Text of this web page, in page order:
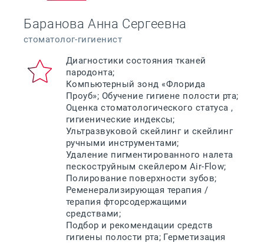
Баранова Анна Сергеевна
стоматолог-гигиенист
Диагностики состояния тканей
пародонта;
Компьютерный зонд «Флорида
Проуб»; Обучение гигиене полости рта;
Оценка стоматологического статуса ,
гигиенические индексы;
Ультразвуковой скейлинг и скейлинг
ручными инструментами;
Удаление пигментированного налета
пескоструйным скейлером Air-Flow;
Полирование поверхности зубов;
Ременерализирующая терапия /
терапия фторсодержащими
средствами;
Подбор и рекомендации средств
гигиены полости рта; Герметизация